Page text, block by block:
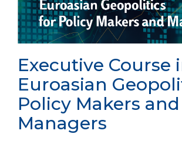
Executive Course
Euroasian
Policy Makers and
Managers